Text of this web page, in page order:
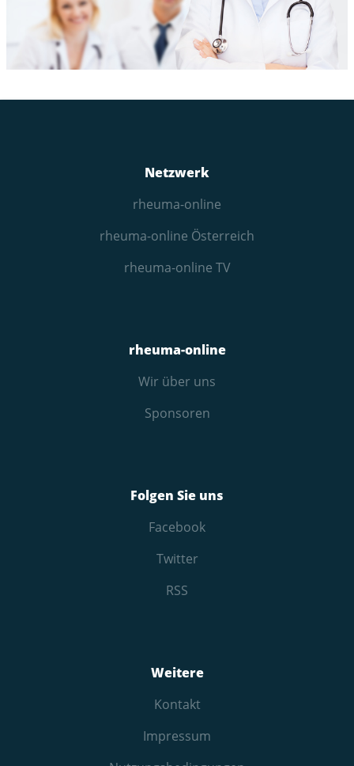
Netzwerk
rheuma-online
rheuma-online Österreich
rheuma-online TV
rheuma-online
Wir über uns
Sponsoren
Folgen Sie uns
Facebook
Twitter
RSS
Weitere
Kontakt
Impressum